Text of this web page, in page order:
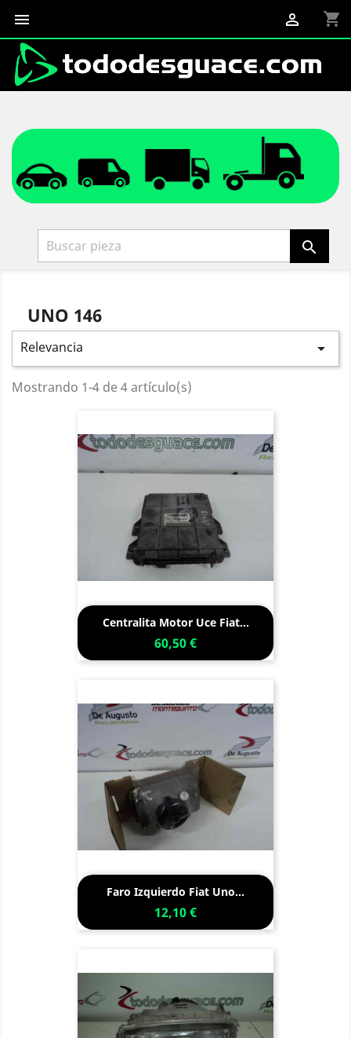
 shopping_cart


UNO 146
Relevancia 
Mostrando 1-4 de 4 artículo(s)
Centralita Motor Uce Fiat...
60,50 €
Faro Izquierdo Fiat Uno...
12,10 €